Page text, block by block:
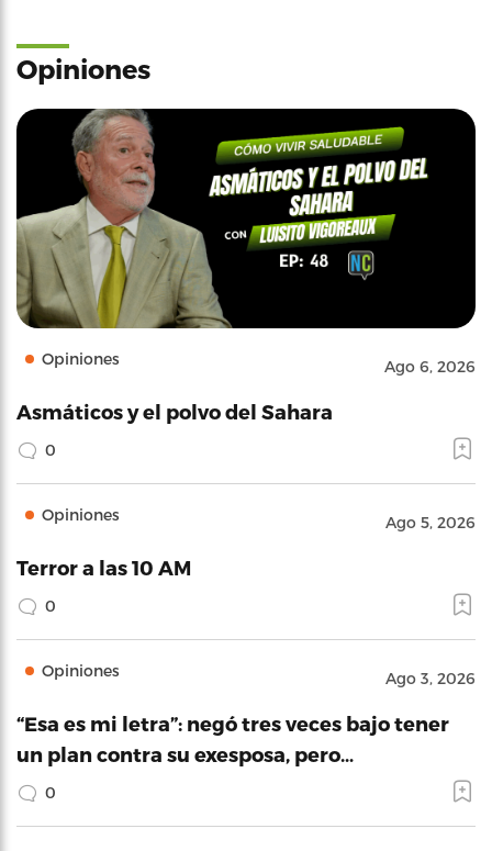
Opiniones
Opiniones Ago 6, 2026
Asmáticos y el polvo del Sahara
0
Opiniones Ago 5, 2026
Terror a las 10 AM
0
Opiniones Ago 3, 2026
“Esa es mi letra”: negó tres veces bajo tener
un plan contra su exesposa, pero…
0